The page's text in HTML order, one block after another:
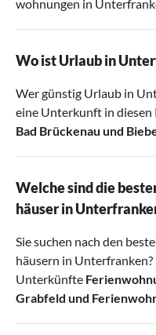
wohnungen in
Wo ist Urlaub in
Wer günstig Urlaub in
eine Unterkunft in diesen
Bad Brückenau und
Welche sind die
häuser in
Sie suchen nach den
häusern in
Unterkünfte
Grabfeld und